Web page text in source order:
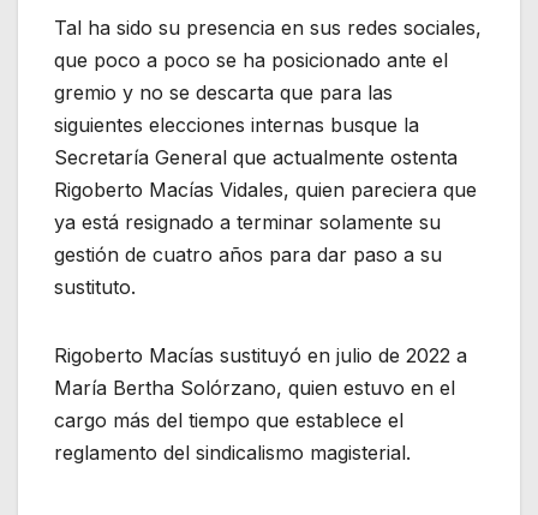
Tal ha sido su presencia en sus redes sociales,
que poco a poco se ha posicionado ante el
gremio y no se descarta que para las
siguientes elecciones internas busque la
Secretaría General que actualmente ostenta
Rigoberto Macías Vidales, quien pareciera que
ya está resignado a terminar solamente su
gestión de cuatro años para dar paso a su
sustituto.
Rigoberto Macías sustituyó en julio de 2022 a
María Bertha Solórzano, quien estuvo en el
cargo más del tiempo que establece el
reglamento del sindicalismo magisterial.